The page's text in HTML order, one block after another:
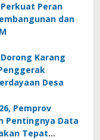
Peran
dan
Karang
Desa
Pemprov
Pentingnya Data
Tepat